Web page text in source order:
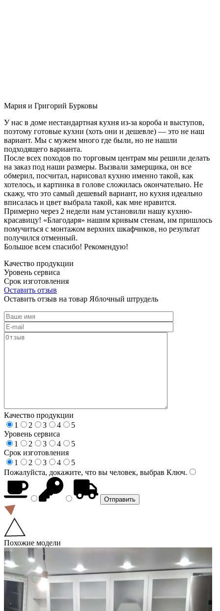
Мария и Григорий Бурковы
У нас в доме нестандартная кухня из-за короба и выступов,
поэтому готовые кухни (хоть они и дешевле) — это не наш
вариант. Мы с мужем много где были, но не нашли
подходящего варианта.
После всех походов по торговым центрам мы решили делать
на заказ под наши размеры. Вызвали замерщика, он все
обмерил, посчитал, нарисовал кухню именно такой, как
хотелось, и картинка в голове сложилась окончательно. Не
скажу, что это самый дешевый вариант, но кухня идеально
вписалась и цвет выбрала такой, как мне нравится.
Примерно через 2 недели нам установили нашу кухню-
красавицу! «Благодаря» нашим кривым стенам, им пришлось
помучиться с монтажом верхних шкафчиков, но результат
получился отменный.
Большое всем спасибо! Рекомендую!
Качество продукции
Уровень сервиса
Срок изготовления
Оставить отзыв
Оставить отзыв на товар Яблочный штрудель
Качество продукции
1
2 3 4
5
Уровень сервиса
1
2 3 4
5
Срок изготовления
1
2 3 4
5
Пожалуйста, докажите, что вы человек, выбрав Ключ.
Похожие модели